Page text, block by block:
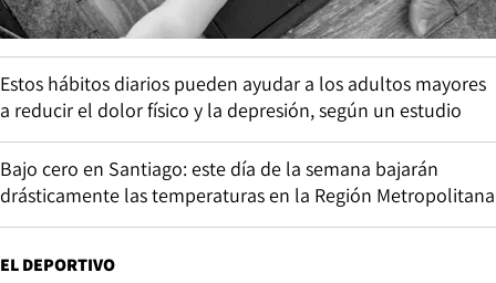
Estos hábitos diarios pueden ayudar a los adultos mayores
a reducir el dolor físico y la depresión, según un estudio
Bajo cero en Santiago: este día de la semana bajarán
drásticamente las temperaturas en la Región Metropolitana
EL DEPORTIVO